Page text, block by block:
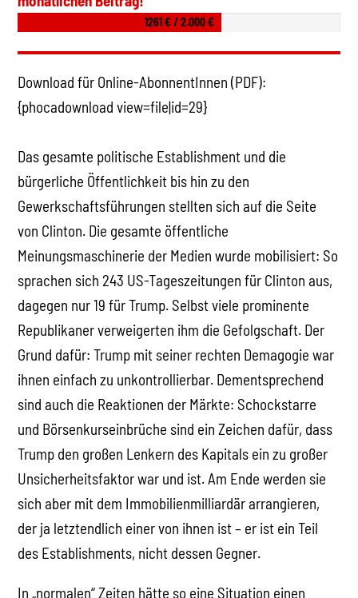
1261 € / 2.000 €
Download für Online-AbonnentInnen (PDF):
{phocadownload view=file|id=29}
Das gesamte politische Establishment und die
bürgerliche Öffentlichkeit bis hin zu den
Gewerkschaftsführungen stellten sich auf die Seite
von Clinton. Die gesamte öffentliche
Meinungsmaschinerie der Medien wurde mobilisiert: So
sprachen sich 243 US-Tageszeitungen für Clinton aus,
dagegen nur 19 für Trump. Selbst viele prominente
Republikaner verweigerten ihm die Gefolgschaft. Der
Grund dafür: Trump mit seiner rechten Demagogie war
ihnen einfach zu unkontrollierbar. Dementsprechend
sind auch die Reaktionen der Märkte: Schockstarre
und Börsenkurseinbrüche sind ein Zeichen dafür, dass
Trump den großen Lenkern des Kapitals ein zu großer
Unsicherheitsfaktor war und ist. Am Ende werden sie
sich aber mit dem Immobilienmilliardär arrangieren,
der ja letztendlich einer von ihnen ist – er ist ein Teil
des Establishments, nicht dessen Gegner.
In „normalen“ Zeiten hätte so eine Situation einen